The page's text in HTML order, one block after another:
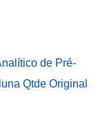
de Pré-
Qtde Original